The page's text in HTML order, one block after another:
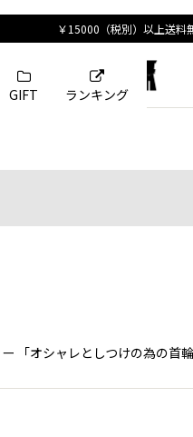
GIFT ランキング
絞り込む
「オシャレとしつけの為の